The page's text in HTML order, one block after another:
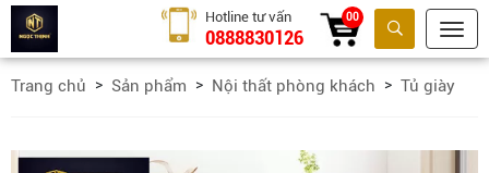
Tìm kiếm
Hotline tư vấn
0888830126
00
Trang chủ Sản phẩm Nội thất phòng khách Tủ giày